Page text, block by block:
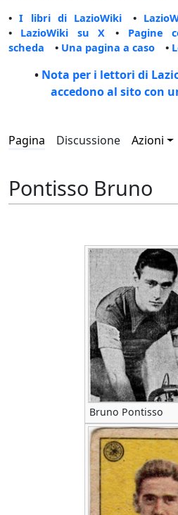
•I libri di LazioWiki •
• LazioWiki su X • Pagine
scheda • Una pagina a caso •
• Nota per i lettori di
accedono al sito con
Pagina Discussione Azioni
Pontisso Bruno
Bruno Pontisso